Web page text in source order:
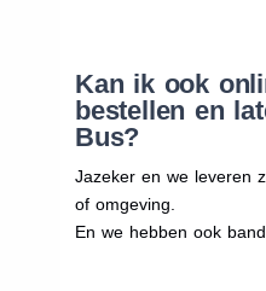
Kan ik ook
bestellen en
Bus?
Jazeker en we leveren
of omgeving.
En we hebben ook